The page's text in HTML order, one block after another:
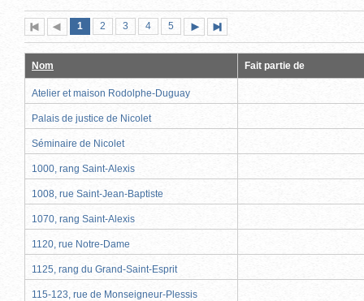
Première
page
Page
précédente
Page
1 (page
actuelle)
Page
2 Page
3 Page
4 Page
5
suivante
page
Nom Fait partie de
Atelier et maison Rodolphe-Duguay
Palais de justice de Nicolet
Séminaire de Nicolet
1000, rang Saint-Alexis
1008, rue Saint-Jean-Baptiste
1070, rang Saint-Alexis
1120, rue Notre-Dame
1125, rang du Grand-Saint-Esprit
115-123, rue de Monseigneur-Plessis